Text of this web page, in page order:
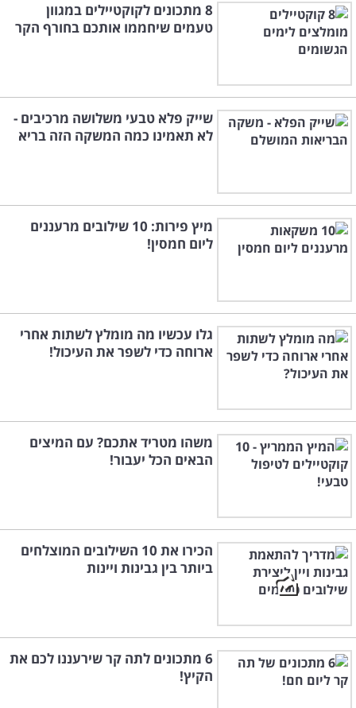
8 מתכונים לקוקטיילים במגוון
טעמים שיחממו אותכם בחורף הקר
שייק פלא טבעי משלושה מרכיבים -
לא תאמינו כמה המשקה הזה בריא
מיץ פירות: 10 שילובים מרעננים
ליום חמסין!
גלו עכשיו מה מומלץ לשתות אחרי
ארוחה כדי לשפר את העיכול!
משהו מטריד אתכם? עם המיצים
הבאים הכל יעבור!
הכירו את 10 השילובים המוצלחים
ביותר בין גבינות ויינות
6 מתכונים לתה קר שירעננו לכם את
הקיץ!